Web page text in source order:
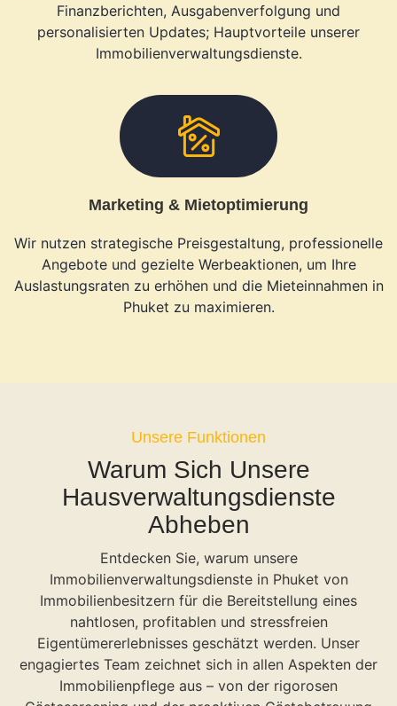
Finanzberichten, Ausgabenverfolgung und
personalisierten Updates; Hauptvorteile unserer
Immobilienverwaltungsdienste.
Marketing & Mietoptimierung
Wir nutzen strategische Preisgestaltung, professionelle
Angebote und gezielte Werbeaktionen, um Ihre
Auslastungsraten zu erhöhen und die Mieteinnahmen in
Phuket zu maximieren.
Unsere Funktionen
Warum Sich Unsere
Hausverwaltungsdienste
Abheben
Entdecken Sie, warum unsere
Immobilienverwaltungsdienste in Phuket von
Immobilienbesitzern für die Bereitstellung eines
nahtlosen, profitablen und stressfreien
Eigentümererlebnisses geschätzt werden. Unser
engagiertes Team zeichnet sich in allen Aspekten der
Immobilienpflege aus – von der rigorosen